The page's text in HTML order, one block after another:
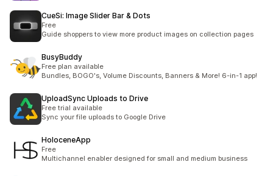
CueSi: Image Slider Bar & Dots
Free
Guide shoppers to view more product images on collection pages
BusyBuddy
Free plan available
Bundles, BOGO's, Volume Discounts, Banners & More! 6-in-1 app!
UploadSync Uploads to Drive
Free trial available
Sync your file uploads to Google Drive
HoloceneApp
Free
Multichannel enabler designed for small and medium business